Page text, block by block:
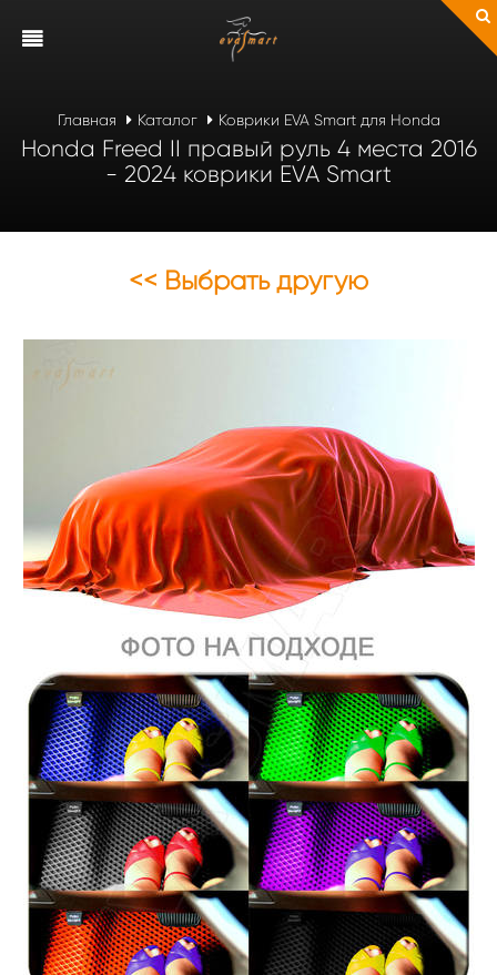
Главная Каталог Коврики EVA Smart для Honda
Honda Freed II правый руль 4 места 2016
- 2024 коврики EVA Smart
<< Выбрать другую